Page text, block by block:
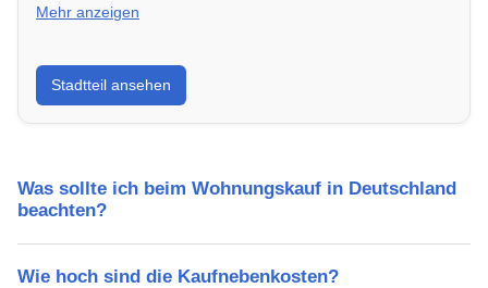
Mehr anzeigen
Erfahre mehr über deinen Stadtteil in Deutschland:
Lebensqualität, Verkehrsanbindung, Schulen,
Freizeitmöglichkeiten und Mietpreise.
Stadtteil ansehen
Was sollte ich beim Wohnungskauf in Deutschland
beachten?
Wie hoch sind die Kaufnebenkosten?